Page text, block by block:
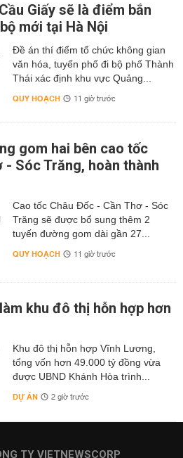
Giấy sẽ là điểm bắn
mới tại Hà Nội
Đề án thí điểm tổ chức không gian
văn hóa, tuyến phố đi bộ phố Thành
Thái xác định khu vực Quảng...
QUY HOẠCH 11 giờ trước
gom hai bên cao tốc
- Sóc Trăng, hoàn thành
Cao tốc Châu Đốc - Cần Thơ - Sóc
Trăng sẽ được bổ sung thêm 2
tuyến đường gom dài gần 27...
QUY HOẠCH 11 giờ trước
khu đô thị hỗn hợp hơn
Khu đô thị hỗn hợp Vĩnh Lương,
tổng vốn hơn 49.000 tỷ đồng vừa
được UBND Khánh Hòa trình...
DỰ ÁN 2 giờ trước
TY VIETNEWSCORP